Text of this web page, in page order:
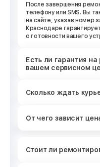
После завершения
телефону или SMS. Вы
на сайте, указав номер
Краснодаре
о готовности вашего
Есть ли гарантия на
вашем сервисном
Сколько ждать
От чего зависит
Стоит ли